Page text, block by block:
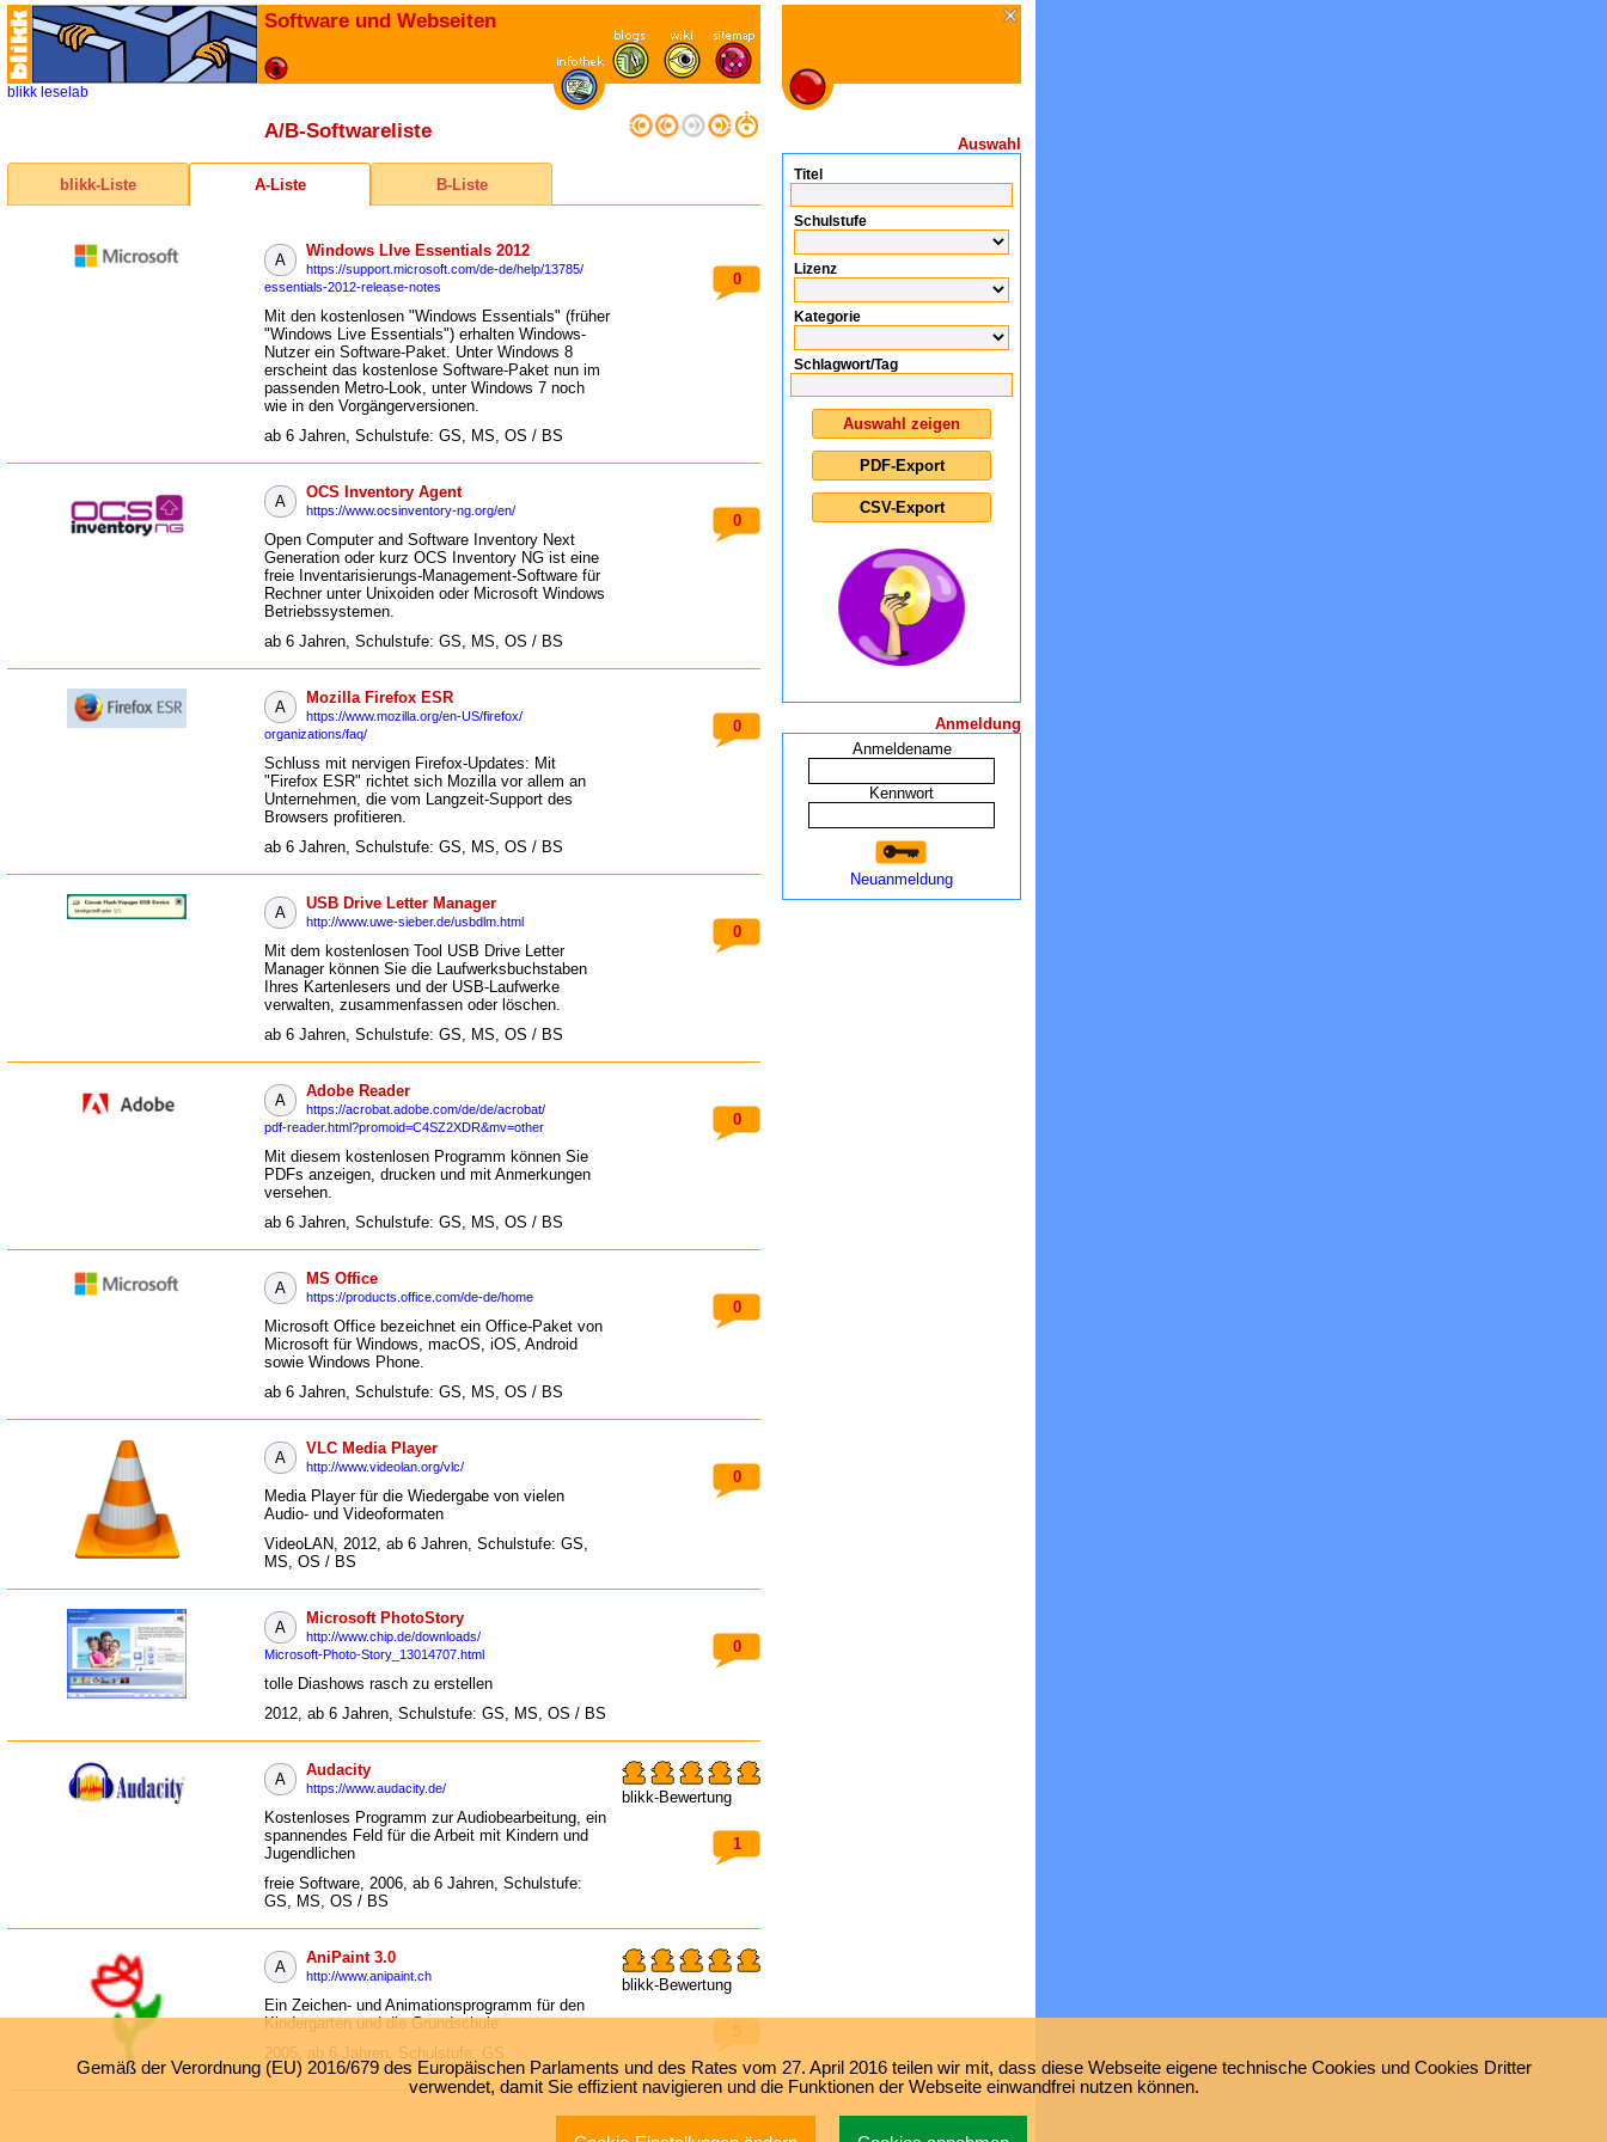
Software und Webseiten
blikk leselab
A/B-Softwareliste
blikk-Liste A-Liste B-Liste
A
Windows LIve Essentials 2012
https://support.microsoft.com/de-de/help/13785/
essentials-2012-release-notes
Mit den kostenlosen "Windows Essentials" (früher
"Windows Live Essentials") erhalten Windows-
Nutzer ein Software-Paket. Unter Windows 8
erscheint das kostenlose Software-Paket nun im
passenden Metro-Look, unter Windows 7 noch
wie in den Vorgängerversionen.
ab 6 Jahren, Schulstufe: GS, MS, OS / BS
0
A
OCS Inventory Agent
https://www.ocsinventory-ng.org/en/
Open Computer and Software Inventory Next
Generation oder kurz OCS Inventory NG ist eine
freie Inventarisierungs-Management-Software für
Rechner unter Unixoiden oder Microsoft Windows
Betriebssystemen.
ab 6 Jahren, Schulstufe: GS, MS, OS / BS
0
A
Mozilla Firefox ESR
https://www.mozilla.org/en-US/firefox/
organizations/faq/
Schluss mit nervigen Firefox-Updates: Mit
"Firefox ESR" richtet sich Mozilla vor allem an
Unternehmen, die vom Langzeit-Support des
Browsers profitieren.
ab 6 Jahren, Schulstufe: GS, MS, OS / BS
0
A
USB Drive Letter Manager
http://www.uwe-sieber.de/usbdlm.html
Mit dem kostenlosen Tool USB Drive Letter
Manager können Sie die Laufwerksbuchstaben
Ihres Kartenlesers und der USB-Laufwerke
verwalten, zusammenfassen oder löschen.
ab 6 Jahren, Schulstufe: GS, MS, OS / BS
0
A
Adobe Reader
https://acrobat.adobe.com/de/de/acrobat/
pdf-reader.html?promoid=C4SZ2XDR&mv=other
Mit diesem kostenlosen Programm können Sie
PDFs anzeigen, drucken und mit Anmerkungen
versehen.
ab 6 Jahren, Schulstufe: GS, MS, OS / BS
0
A
MS Office
https://products.office.com/de-de/home
Microsoft Office bezeichnet ein Office-Paket von
Microsoft für Windows, macOS, iOS, Android
sowie Windows Phone.
ab 6 Jahren, Schulstufe: GS, MS, OS / BS
0
A
VLC Media Player
http://www.videolan.org/vlc/
Media Player für die Wiedergabe von vielen
Audio- und Videoformaten
VideoLAN, 2012, ab 6 Jahren, Schulstufe: GS,
MS, OS / BS
0
A
Microsoft PhotoStory
http://www.chip.de/downloads/
Microsoft-Photo-Story_13014707.html
tolle Diashows rasch zu erstellen
2012, ab 6 Jahren, Schulstufe: GS, MS, OS / BS
0
A
Audacity
https://www.audacity.de/
Kostenloses Programm zur Audiobearbeitung, ein
spannendes Feld für die Arbeit mit Kindern und
Jugendlichen
freie Software, 2006, ab 6 Jahren, Schulstufe:
GS, MS, OS / BS
blikk-Bewertung
1
A
AniPaint 3.0
http://www.anipaint.ch
Ein Zeichen- und Animationsprogramm für den
Kindergarten und die Grundschule
2005, ab 6 Jahren, Schulstufe: GS
blikk-Bewertung
Auswahl
Titel
Schulstufe
Lizenz
Kategorie
Schlagwort/Tag
Anmeldung
Anmeldename
Kennwort
Neuanmeldung
Gemäß der Verordnung (EU) 2016/679 des Europäischen Parlaments und des Rates vom 27. April 2016 teilen wir mit, dass diese Webseite eigene technische Cookies und Cookies Dritter
verwendet, damit Sie effizient navigieren und die Funktionen der Webseite einwandfrei nutzen können.